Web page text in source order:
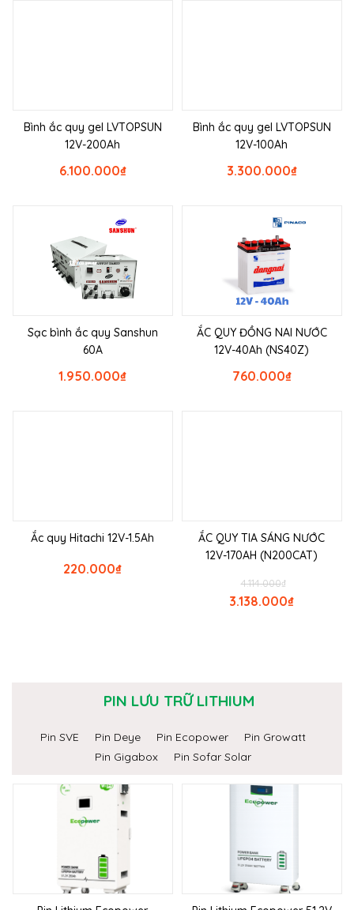
Bình ắc quy gel LVTOPSUN
12V-200Ah
₫
6.100.000
Bình ắc quy gel LVTOPSUN
12V-100Ah
₫
3.300.000
Sạc bình ắc quy Sanshun
60A
₫
1.950.000
ẮC QUY ĐỒNG NAI NƯỚC
12V-40Ah (NS40Z)
₫
760.000
Ắc quy Hitachi 12V-1.5Ah
₫
220.000
ẮC QUY TIA SÁNG NƯỚC
12V-170AH (N200CAT)
₫
4.114.000
₫
3.138.000
PIN LƯU TRỮ LITHIUM
Pin SVE Pin Deye Pin Ecopower
Pin Growatt
Pin Gigabox
Pin Sofar Solar